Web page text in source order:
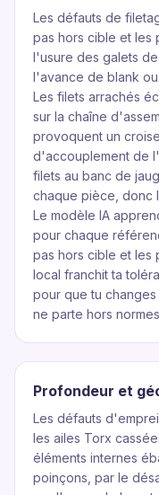
Les défauts de
pas hors cible et les
l'usure des galets
l'avance de blank
Les filets arrachés
sur la chaîne
provoquent un
d'accouplement de
filets au banc de
chaque pièce, donc
Le modèle IA
pour chaque
pas hors cible et les
local franchit ta
pour que tu
ne parte hors
Profondeur et
Les défauts
les ailes Torx
éléments internes
poinçons, par le